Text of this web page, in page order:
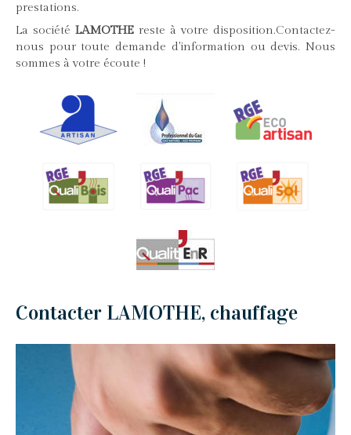
prestations.
La société LAMOTHE reste à votre disposition.Contactez-
nous pour toute demande d'information ou devis. Nous
sommes à votre écoute !
Contacter LAMOTHE, chauffage